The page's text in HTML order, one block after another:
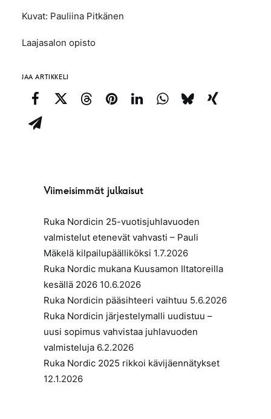
Kuvat: Pauliina Pitkänen
Laajasalon opisto
JAA ARTIKKELI
Viimeisimmät julkaisut
Ruka Nordicin 25-vuotisjuhlavuoden
valmistelut etenevät vahvasti – Pauli
Mäkelä kilpailupäälliköksi 1.7.2026
Ruka Nordic mukana Kuusamon Iltatoreilla
kesällä 2026 10.6.2026
Ruka Nordicin pääsihteeri vaihtuu 5.6.2026
Ruka Nordicin järjestelymalli uudistuu –
uusi sopimus vahvistaa juhlavuoden
valmisteluja 6.2.2026
Ruka Nordic 2025 rikkoi kävijäennätykset
12.1.2026